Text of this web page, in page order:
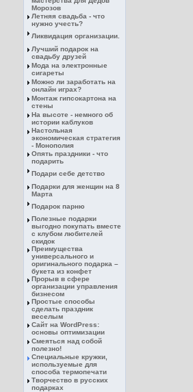
Морозов
Летняя свадьба - что
нужно учесть?
Ликвидация организации.
Лучший подарок на
свадьбу друзей
Мода на электронные
сигареты
Можно ли заработать на
онлайн играх?
Монтаж гипсокартона на
стены
На высоте - немного об
истории каблуков
Настольная
экономическая стратегия
- Монополия
Опять праздники - что
подарить
Подари себе детство
Подарки для женщин на 8
Марта
Подарок парню
Полезные подарки
выгодно покупать вместе
с клубом любителей
скидок
Преимущества
универсального и
оригинального подарка –
букета из конфет
Прорыв в сфере
организации управления
бизнесом
Простые способы
сделать праздник
веселым
Сайт на WordPress:
основы оптимизации
Смеяться над собой
полезно!
Специальные кружки,
используемые для
способа термопечати
Творчество в русских
подарках